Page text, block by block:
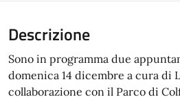
Descrizione
Sono in programma due
domenica 14 dicembre a cura di
collaborazione con il Parco di